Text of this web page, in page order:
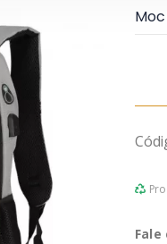
Fale